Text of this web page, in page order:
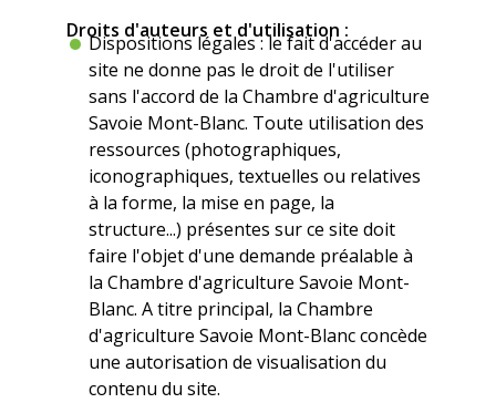
Droits d'auteurs et d'utilisation :
Dispositions légales : le fait d'accéder au
site ne donne pas le droit de l'utiliser
sans l'accord de la Chambre d'agriculture
Savoie Mont-Blanc. Toute utilisation des
ressources (photographiques,
iconographiques, textuelles ou relatives
à la forme, la mise en page, la
structure...) présentes sur ce site doit
faire l'objet d'une demande préalable à
la Chambre d'agriculture Savoie Mont-
Blanc. A titre principal, la Chambre
d'agriculture Savoie Mont-Blanc concède
une autorisation de visualisation du
contenu du site.